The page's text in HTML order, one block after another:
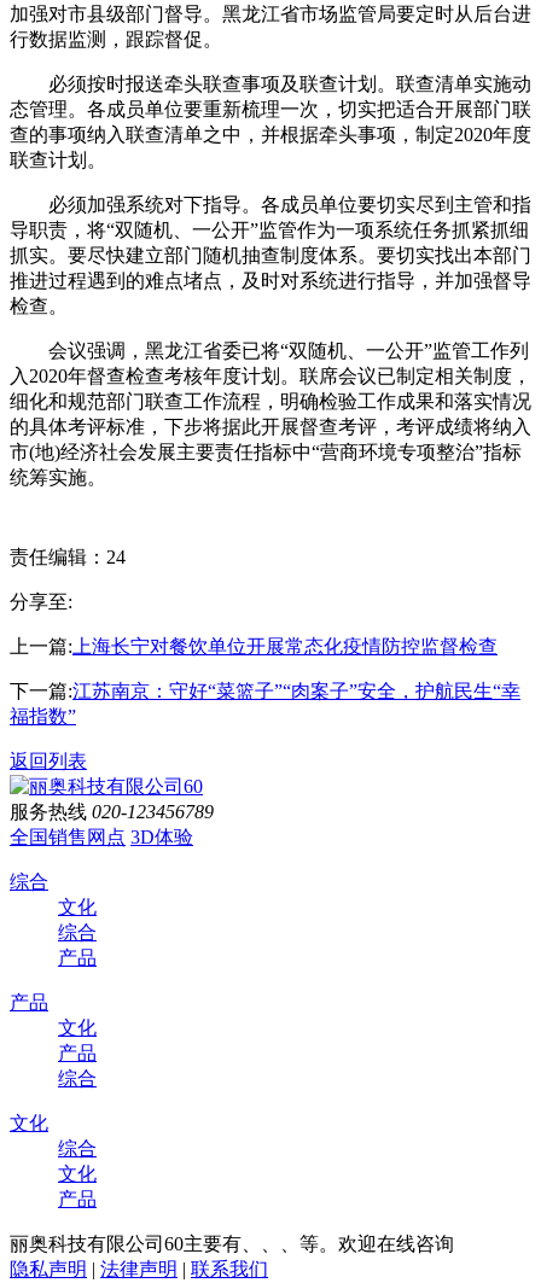
加强对市县级部门督导。黑龙江省市场监管局要定时从后台进
行数据监测，跟踪督促。
必须按时报送牵头联查事项及联查计划。联查清单实施动
态管理。各成员单位要重新梳理一次，切实把适合开展部门联
查的事项纳入联查清单之中，并根据牵头事项，制定2020年度
联查计划。
必须加强系统对下指导。各成员单位要切实尽到主管和指
导职责，将“双随机、一公开”监管作为一项系统任务抓紧抓细
抓实。要尽快建立部门随机抽查制度体系。要切实找出本部门
推进过程遇到的难点堵点，及时对系统进行指导，并加强督导
检查。
会议强调，黑龙江省委已将“双随机、一公开”监管工作列
入2020年督查检查考核年度计划。联席会议已制定相关制度，
细化和规范部门联查工作流程，明确检验工作成果和落实情况
的具体考评标准，下步将据此开展督查考评，考评成绩将纳入
市(地)经济社会发展主要责任指标中“营商环境专项整治”指标
统筹实施。
责任编辑：24
分享至:
上一篇: 上海长宁对餐饮单位开展常态化疫情防控监督检查
下一篇:江苏南京：守好“菜篮子”“肉案子”安全，护航民生“幸
福指数”
返回列表
服务热线 020-123456789
全国销售网点 3D体验
综合
文化
综合
产品
产品
文化
产品
综合
文化
综合
文化
产品
丽奥科技有限公司60主要有、、、等。欢迎在线咨询
隐私声明 | 法律声明 | 联系我们